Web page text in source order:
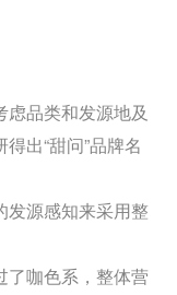
品类和发源地及
出“甜问”品牌名
发源感知来采用整
了咖色系，整体营